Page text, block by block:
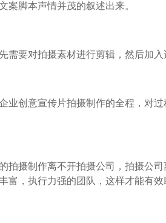
脚本声情并茂的叙述出来。
要对拍摄素材进行剪辑，然后加入
创意宣传片拍摄制作的全程，对过
摄制作离不开拍摄公司，拍摄公司
富，执行力强的团队，这样才能有